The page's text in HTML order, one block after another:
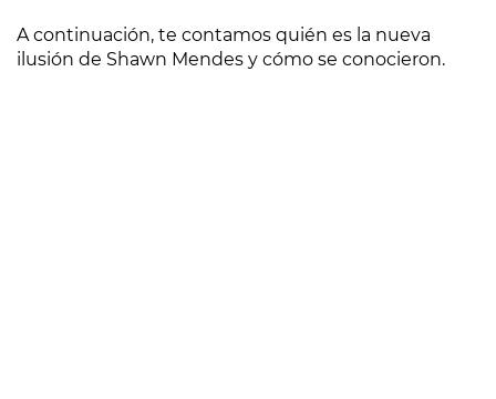
A continuación, te contamos quién es la nueva
ilusión de Shawn Mendes y cómo se conocieron.